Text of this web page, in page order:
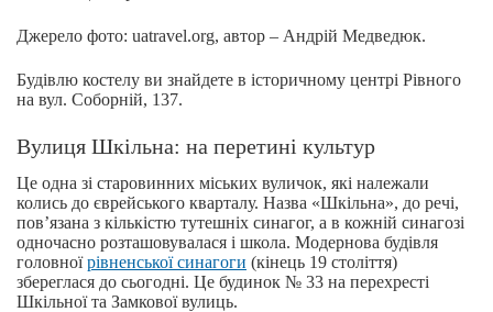
Джерело фото: uatravel.org, автор – Андрій Медведюк.
Будівлю костелу ви знайдете в історичному центрі Рівного
на вул. Соборній, 137.
Вулиця Шкільна: на перетині культур
Це одна зі старовинних міських вуличок, які належали
колись до єврейського кварталу. Назва «Шкільна», до речі,
пов’язана з кількістю тутешніх синагог, а в кожній синагозі
одночасно розташовувалася і школа. Модернова будівля
головноїрівненської синагоги (кінець 19 століття)
збереглася до сьогодні. Це будинок № 33 на перехресті
Шкільної та Замкової вулиць.